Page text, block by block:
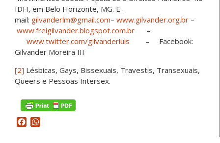
IDH, em Belo Horizonte, MG. E-
mail: gilvanderlm@gmail.com– www.gilvander.org.br –
www.freigilvander.blogspot.com.br –
www.twitter.com/gilvanderluis – Facebook:
Gilvander Moreira III
[2] Lésbicas, Gays, Bissexuais, Travestis, Transexuais,
Queers e Pessoas Intersex.
Facebook